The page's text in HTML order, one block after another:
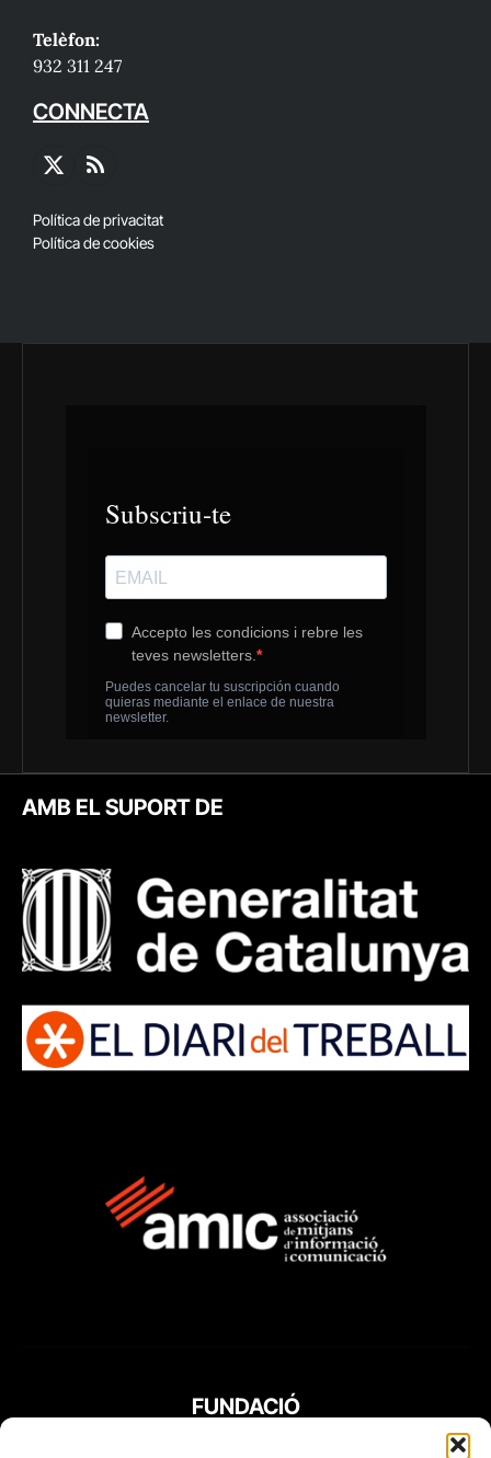
Telèfon:
932 311 247
CONNECTA
X
RSS
Política de privacitat
Política de cookies
AMB EL SUPORT DE
FUNDACIÓ